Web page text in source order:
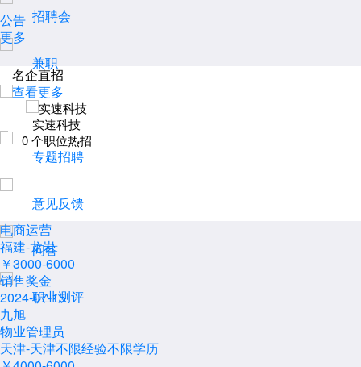
招聘会
兼职
积分商城
专题招聘
意见反馈
问答
职业测评
公告
更多
名企直招
查看更多
实速科技
0个职位热招
电商运营
福建-龙岩
￥3000-6000
销售奖金
2024-07-15
九旭
物业管理员
天津-天津不限经验不限学历